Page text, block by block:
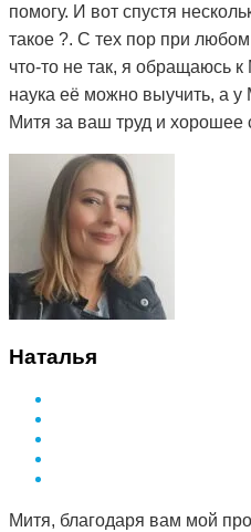
помогу. И вот спустя
такое ?. С тех пор при
что-то не так, я обращаюсь
наука её можно выучить, а
Митя за ваш труд и хорошее
Наталья
Митя, благодаря вам мой